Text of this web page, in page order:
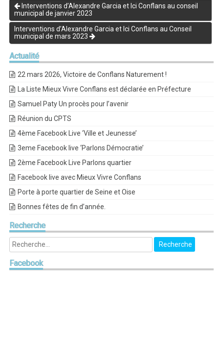
Interventions d’Alexandre Garcia et Ici Conflans au conseil
municipal de janvier 2023
Interventions d’Alexandre Garcia et Ici Conflans au Conseil
municipal de mars 2023
Actualité
22 mars 2026, Victoire de Conflans Naturement !
La Liste Mieux Vivre Conflans est déclarée en Préfecture
Samuel Paty Un procès pour l’avenir
Réunion du CPTS
4ème Facebook Live ‘Ville et Jeunesse’
3eme Facebook live ‘Parlons Démocratie’
2ème Facebook Live Parlons quartier
Facebook live avec Mieux Vivre Conflans
Porte à porte quartier de Seine et Oise
Bonnes fêtes de fin d’année.
Recherche
Facebook